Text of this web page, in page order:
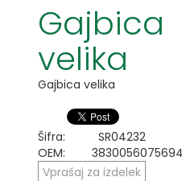
Gajbica
velika
Gajbica velika
Šifra:
SR04232
OEM:
Vprašaj za izdelek